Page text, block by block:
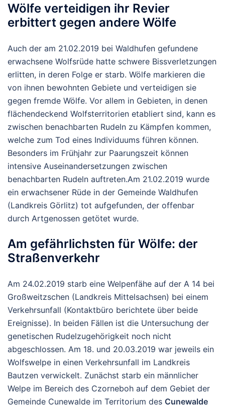
Wölfe verteidigen ihr Revier
erbittert gegen andere Wölfe
Auch der am 21.02.2019 bei Waldhufen gefundene
erwachsene Wolfsrüde hatte schwere Bissverletzungen
erlitten, in deren Folge er starb. Wölfe markieren die
von ihnen bewohnten Gebiete und verteidigen sie
gegen fremde Wölfe. Vor allem in Gebieten, in denen
flächendeckend Wolfsterritorien etabliert sind, kann es
zwischen benachbarten Rudeln zu Kämpfen kommen,
welche zum Tod eines Individuums führen können.
Besonders im Frühjahr zur Paarungszeit können
intensive Auseinandersetzungen zwischen
benachbarten Rudeln auftreten.Am 21.02.2019 wurde
ein erwachsener Rüde in der Gemeinde Waldhufen
(Landkreis Görlitz) tot aufgefunden, der offenbar
durch Artgenossen getötet wurde.
Am gefährlichsten für Wölfe: der
Straßenverkehr
Am 24.02.2019 starb eine Welpenfähe auf der A 14 bei
Großweitzschen (Landkreis Mittelsachsen) bei einem
Verkehrsunfall (Kontaktbüro berichtete über beide
Ereignisse). In beiden Fällen ist die Untersuchung der
genetischen Rudelzugehörigkeit noch nicht
abgeschlossen. Am 18. und 20.03.2019 war jeweils ein
Wolfswelpe in einen Verkehrsunfall im Landkreis
Bautzen verwickelt. Zunächst starb ein männlicher
Welpe im Bereich des Czorneboh auf dem Gebiet der
Gemeinde Cunewalde im Territorium des Cunewalde